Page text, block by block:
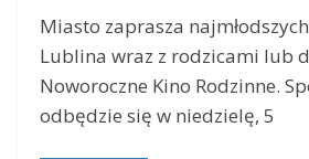
Miasto zaprasza
Lublina wraz z rodzicami lub
Noworoczne Kino Rodzinne.
odbędzie się w niedzielę, 5